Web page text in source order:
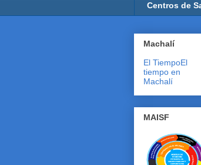
Centros de
Machalí
El TiempoEl
tiempo en
Machalí
MAISF